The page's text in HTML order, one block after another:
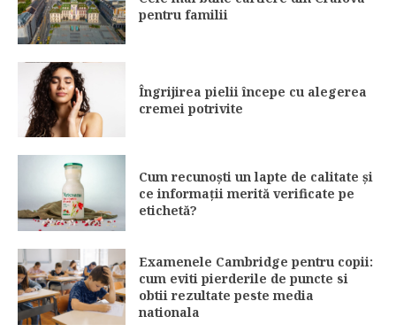
pentru familii
Îngrijirea pielii începe cu alegerea
cremei potrivite
Cum recunoști un lapte de calitate și
ce informații merită verificate pe
etichetă?
Examenele Cambridge pentru copii:
cum eviti pierderile de puncte si
obtii rezultate peste media
nationala